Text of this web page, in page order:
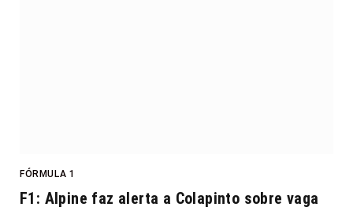
FÓRMULA 1
F1: Alpine faz alerta a Colapinto sobre vaga